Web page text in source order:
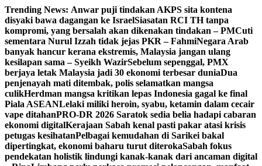
Skip
to
content
Trending News: Anwar puji tindakan AKPS sita kontena
disyaki bawa dagangan ke IsraelSiasatan RCI TH tanpa
kompromi, yang bersalah akan dikenakan tindakan – PMCuti
sementara Nurul Izzah tidak jejas PKR – FahmiNegara Arab
banyak hancur kerana ekstremis, Malaysia jangan ulang
kesilapan sama – Syeikh WazirSebelum sepenggal, PMX
berjaya letak Malaysia jadi 30 ekonomi terbesar duniaDua
penjenayah mati ditembak, polis selamatkan mangsa
culikHerdman mangsa kritikan lepas Indonesia gagal ke final
Piala ASEANLelaki miliki heroin, syabu, ketamin dalam cecair
vape ditahanPRO-DR 2026 Saratok sedia belia hadapi cabaran
ekonomi digitalKerajaan Sabah kenal pasti pakar atasi krisis
petugas kesihatanPelbagai kemudahan di Sarikei bakal
dipertingkat, ekonomi baharu turut diterokaSabah fokus
pendekatan holistik lindungi kanak-kanak dari ancaman digital